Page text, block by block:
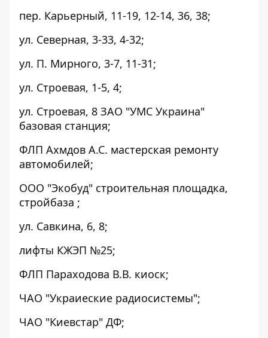
пер. Карьерный, 11-19, 12-14, 36, 38;
ул. Северная, 3-33, 4-32;
ул. П. Мирного, 3-7, 11-31;
ул. Строевая, 1-5, 4;
ул. Строевая, 8 ЗАО "УМС Украина"
базовая станция;
ФЛП Ахмдов А.С. мастерская ремонту
автомобилей;
ООО "Экобуд" строительная площадка,
стройбаза ;
ул. Савкина, 6, 8;
лифты КЖЭП №25;
ФЛП Параходова В.В. киоск;
ЧАО "Украиеские радиосистемы";
ЧАО "Киевстар" ДФ;